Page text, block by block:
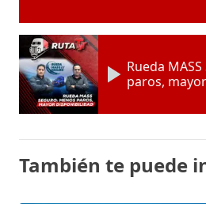
Rueda
paros,
También te puede